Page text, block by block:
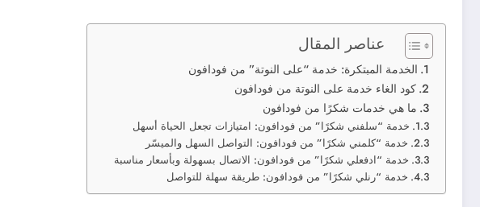
عناصر المقال
الخدمة المبتكرة: خدمة “على النوتة” من فودافون
كود الغاء خدمة على النوتة من فودافون
ما هي خدمات شكرًا من فودافون
خدمة “سلفني شكرًا” من فودافون: امتيازات تجعل الحياة أسهل
خدمة “كلمني شكرًا” من فودافون: التواصل السهل والميسّر
خدمة “ادفعلي شكرًا” من فودافون: الاتصال بسهولة وبأسعار مناسبة
خدمة “رنلي شكرًا” من فودافون: طريقة سهلة للتواصل